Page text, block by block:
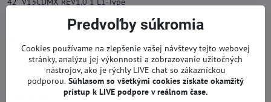
42" V13CDMX REV1.0 1 L2-Type
Náhrada za originál.
Podsvietenie TV so zárukou.
Predvoľby súkromia
Cookies používame na zlepšenie vašej návštevy tejto webovej
stránky, analýzu jej výkonnosti a zobrazovanie užitočných
nástrojov, ako je rýchly LIVE chat so zákazníckou
podporou. Súhlasom so všetkými cookies získate okamžitý
prístup k LIVE podpore v reálnom čase.